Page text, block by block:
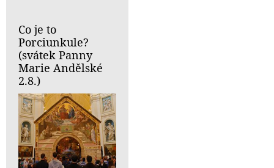
Co je to
Porciunkule?
(svátek Panny
Marie Andělské
2.8.)